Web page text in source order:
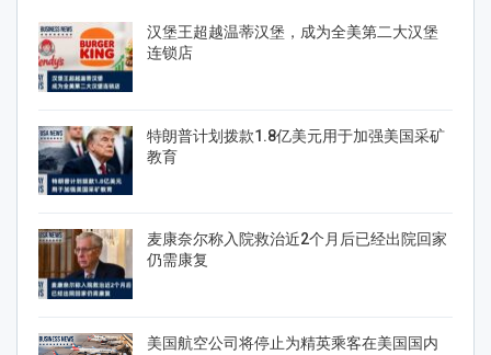
汉堡王超越温蒂汉堡，成为全美第二大汉堡
连锁店
特朗普计划拨款1.8亿美元用于加强美国采矿
教育
麦康奈尔称入院救治近2个月后已经出院回家
仍需康复
美国航空公司将停止为精英乘客在美国国内